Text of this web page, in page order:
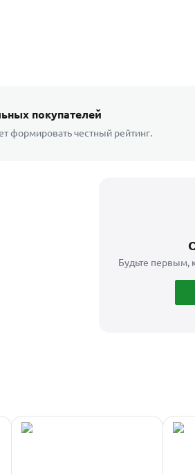
покупателей
формировать честный рейтинг.
Будьте первым,